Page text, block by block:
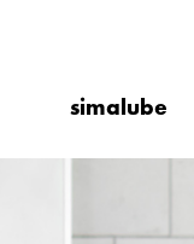
simalube